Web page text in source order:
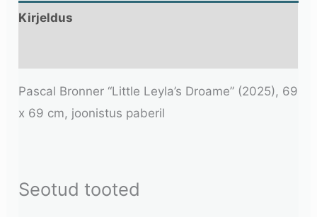
Kirjeldus
Pascal Bronner “Little Leyla’s Droame” (2025), 69
x 69 cm, joonistus paberil
Seotud tooted